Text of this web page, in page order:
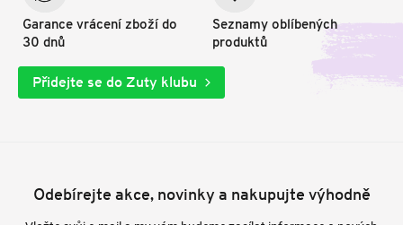
Garance vrácení zboží do
30 dnů
Seznamy oblíbených
produktů
Přidejte se do Zuty klubu
Odebírejte akce, novinky a nakupujte výhodně